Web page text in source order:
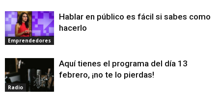
Emprendedores
Hablar en público es fácil si sabes como
hacerlo
Radio
Aquí tienes el programa del día 13
febrero, ¡no te lo pierdas!